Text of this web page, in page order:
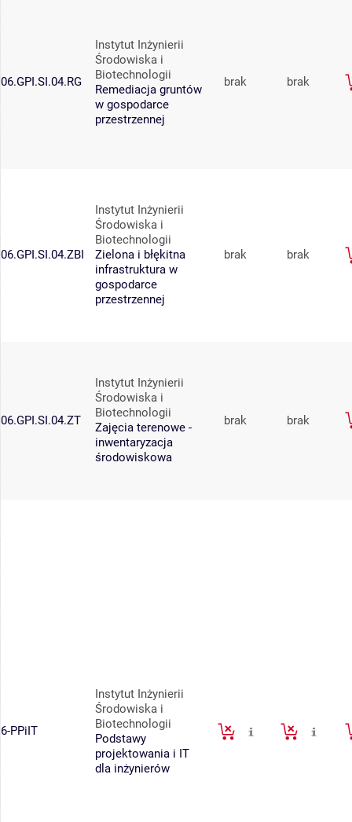
06.GPI.SI.04.RG
Instytut Inżynierii
Środowiska i
Biotechnologii
Remediacja gruntów
w gospodarce
przestrzennej
brak brak
06.GPI.SI.04.ZBI
Instytut Inżynierii
Środowiska i
Biotechnologii
Zielona i błękitna
infrastruktura w
gospodarce
przestrzennej
brak brak
06.GPI.SI.04.ZT
Instytut Inżynierii
Środowiska i
Biotechnologii
Zajęcia terenowe -
inwentaryzacja
środowiskowa
brak brak
6-PPiIT
Instytut Inżynierii
Środowiska i
Biotechnologii
Podstawy
projektowania i IT
dla inżynierów